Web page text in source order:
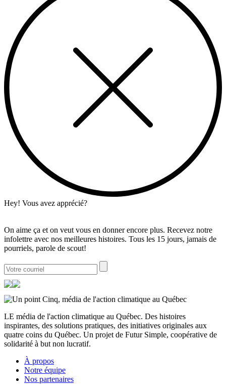
Hey! Vous avez apprécié?
On aime ça et on veut vous en donner encore plus. Recevez notre
infolettre avec nos meilleures histoires. Tous les 15 jours, jamais de
pourriels, parole de scout!
LE média de l'action climatique au Québec. Des histoires
inspirantes, des solutions pratiques, des initiatives originales aux
quatre coins du Québec. Un projet de Futur Simple, coopérative de
solidarité à but non lucratif.
À propos
Notre équipe
Nos partenaires